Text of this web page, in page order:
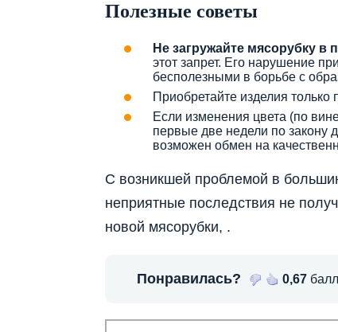
Полезные советы
Не загружайте мясорубку
этот запрет. Его нарушение
бесполезными в борьбе с
Приобретайте изделия
Если изменения цвета (по
первые две недели по закону
возможен обмен на
С возникшей проблемой в
неприятные последствия не
новой мясорубки, .
Понравилась? 0,67